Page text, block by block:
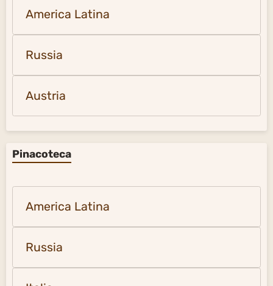
America Latina
Russia
Austria
Pinacoteca
America Latina
Russia